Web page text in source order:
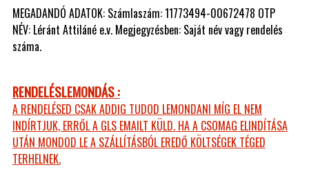
MEGADANDÓ ADATOK: Számlaszám: 11773494-00672478 OTP
NÉV: Léránt Attiláné e.v. Megjegyzésben: Saját név vagy rendelés
száma.
RENDELÉSLEMONDÁS :
A RENDELÉSED CSAK ADDIG TUDOD LEMONDANI MÍG EL NEM
INDÍRTJUK, ERRŐL A GLS EMAILT KÜLD. HA A CSOMAG ELINDÍTÁSA
UTÁN MONDOD LE A SZÁLLÍTÁSBÓL EREDŐ KÖLTSÉGEK TÉGED
TERHELNEK.